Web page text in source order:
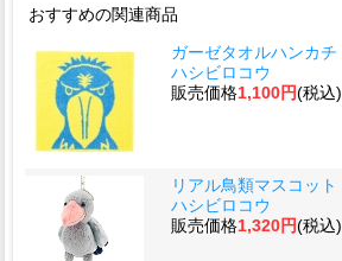
おすすめの関連商品
ガーゼタオルハンカチ
ハシビロコウ
販売価格1,100円(税込)
リアル鳥類マスコット
ハシビロコウ
販売価格1,320円(税込)